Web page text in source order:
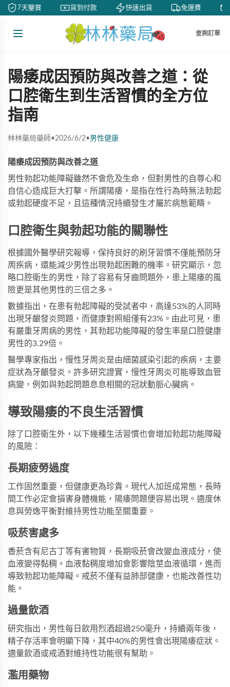
7天鑒賞 貨到付款 快速出貨 免運費
查詢訂單
陽痿成因預防與改善之道：從
口腔衛生到生活習慣的全方位
指南
林林藥局藥師•2026/6/2•男性健康
陽痿成因預防與改善之道
男性勃起功能障礙雖然不會危及生命，但對男性的自尊心和
自信心造成巨大打擊。所謂陽痿，是指在性行為時無法勃起
或勃起硬度不足，且這種情況持續發生才屬於病態範疇。
口腔衛生與勃起功能的關聯性
根據國外醫學研究報導，保持良好的刷牙習慣不僅能預防牙
周疾病，還能減少男性出現勃起困難的機率。研究顯示，忽
略口腔衛生的男性，除了容易有牙齒問題外，患上陽痿的風
險更是其他男性的三倍之多。
數據指出，在患有勃起障礙的受試者中，高達53%的人同時
出現牙齦發炎問題，而健康對照組僅有23%。由此可見，患
有嚴重牙周病的男性，其勃起功能障礙的發生率是口腔健康
男性的3.29倍。
醫學專家指出，慢性牙周炎是由細菌感染引起的疾病，主要
症狀為牙齦發炎。許多研究證實，慢性牙周炎可能導致血管
病變，例如與勃起問題息息相關的冠狀動脈心臟病。
導致陽痿的不良生活習慣
除了口腔衛生外，以下幾種生活習慣也會增加勃起功能障礙
的風險：
長期疲勞過度
工作固然重要，但健康更為珍貴。現代人加班成常態，長時
間工作必定會損害身體機能，陽痿問題便容易出現。適度休
息與勞逸平衡對維持男性功能至關重要。
吸菸害處多
香菸含有尼古丁等有害物質，長期吸菸會改變血液成分，使
血液變得黏稠。血液黏稠度增加會影響陰莖血液循環，進而
導致勃起功能障礙。戒菸不僅有益肺部健康，也能改善性功
能。
過量飲酒
研究指出，男性每日飲用烈酒超過250毫升，持續兩年後，
精子存活率會明顯下降，其中40%的男性會出現陽痿症狀。
適量飲酒或戒酒對維持性功能很有幫助。
濫用藥物